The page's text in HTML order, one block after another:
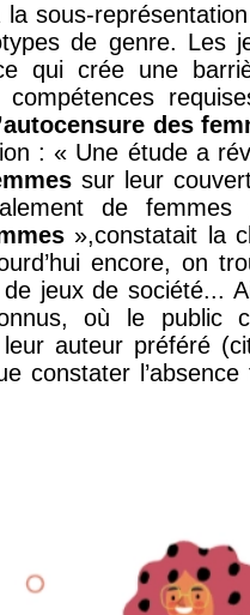
sous-
de genre. Les
qui crée une
des
: « Une étude a
sur leur
de
»,constatait la
encore, on
jeux de société...
où le public
auteur préféré
constater